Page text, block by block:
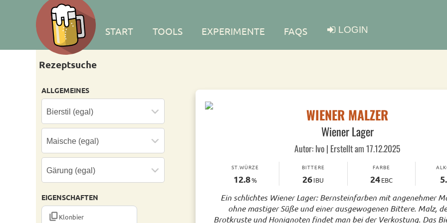
START TOOLS EXPERIMENTE FAQS LOGIN
Rezeptsuche
ALLGEMEINES
EIGENSCHAFTEN
CONTENT_COPYKlonbier
WIENER MALZER
Wiener Lager
Autor: Ivo | Erstellt am 17.12.2025
ST.WÜRZE
12.8%
BITTERE
26IBU
FARBE
24EBC
Ein schlichtes Wiener Lager: Bernsteinfarben mit angenehmer
ohne mastiger Süße und einer ausgewogenen Bittere. Malz,
Brotkruste und Honignoten findet man bei der Verkostung. Das